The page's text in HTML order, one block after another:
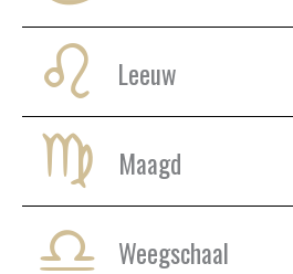
Leeuw
Maagd
Weegschaal